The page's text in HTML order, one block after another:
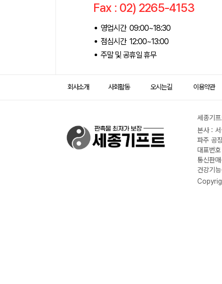
Fax : 02) 2265-4153
영업시간 09:00~18:30
점심시간 12:00~13:00
주말 및 공휴일 휴무
회사소개 사회활동 오시는길 이용약관
세종기
본사 :
파주 공
대표번
통신판
건강기